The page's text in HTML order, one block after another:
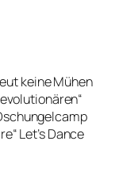
keine Mühen
Let’s Dance